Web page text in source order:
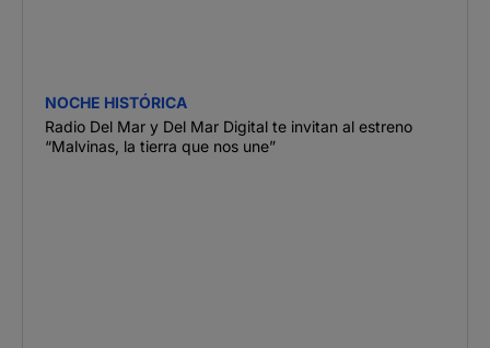
NOCHE HISTÓRICA
Radio Del Mar y Del Mar Digital te invitan al estreno
“Malvinas, la tierra que nos une”